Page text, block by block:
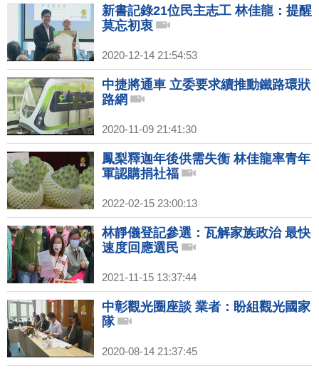
新書記錄21位民主志工 林佳龍：提醒
莫忘初衷
2020-12-14 21:54:53
中捷將通車 立委要求續推動鐵路環狀
路網
2020-11-09 21:41:30
鳳梨釋迦年後供需失衡 林佳龍率青年
軍認購捐社福
2022-02-15 23:00:13
林靜儀登記參選：瓦解家族政治 最快
速度回應選民
2021-11-15 13:37:44
中彰觀光圈座談 業者：盼組觀光國家
隊
2020-08-14 21:37:45